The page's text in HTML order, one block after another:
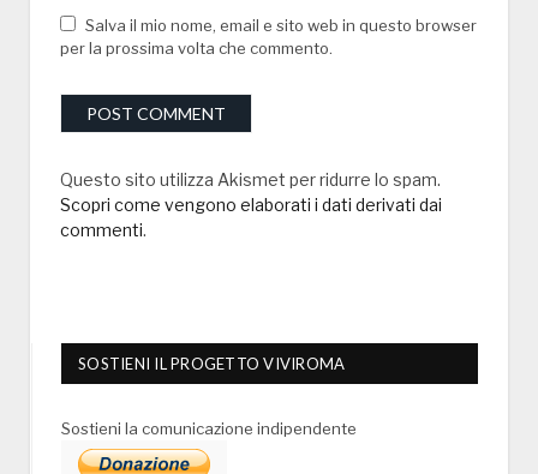
Salva il mio nome, email e sito web in questo browser
per la prossima volta che commento.
Questo sito utilizza Akismet per ridurre lo spam.
Scopri come vengono elaborati i dati derivati dai
commenti.
SOSTIENI IL PROGETTO VIVIROMA
Sostieni la comunicazione indipendente